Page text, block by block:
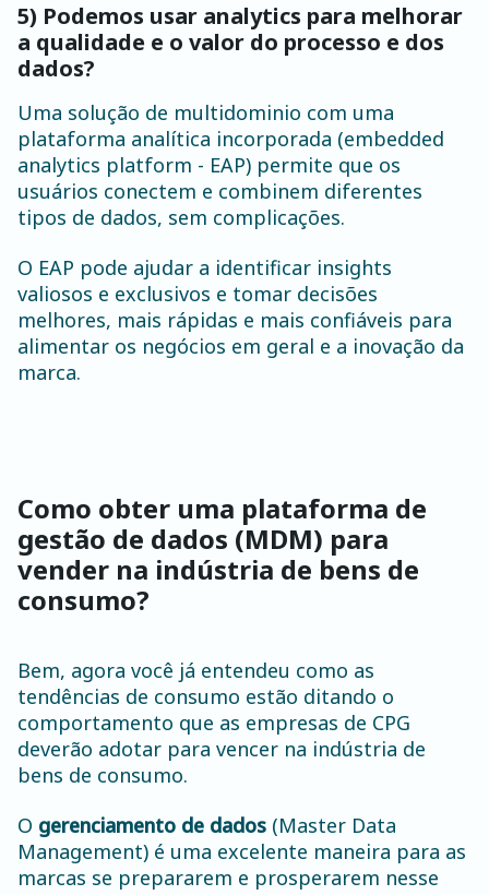
5) Podemos usar analytics para melhorar
a qualidade e o valor do processo e dos
dados?
Uma solução de multidominio com uma
plataforma analítica incorporada (embedded
analytics platform - EAP) permite que os
usuários conectem e combinem diferentes
tipos de dados, sem complicações.
O EAP pode ajudar a identificar insights
valiosos e exclusivos e tomar decisões
melhores, mais rápidas e mais confiáveis para
alimentar os negócios em geral e a inovação da
marca.
Como obter uma plataforma de
gestão de dados (MDM) para
vender na indústria de bens de
consumo?
Bem, agora você já entendeu como as
tendências de consumo estão ditando o
comportamento que as empresas de CPG
deverão adotar para vencer na indústria de
bens de consumo.
O gerenciamento de dados (Master Data
Management) é uma excelente maneira para as
marcas se prepararem e prosperarem nesse